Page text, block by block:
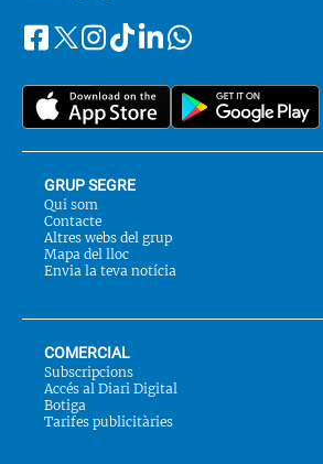
Segueix-
a::
FacebookInstagram
TiktokLinkedinWhatsapp
GRUP SEGRE
Qui som
Contacte
Altres webs del grup
Mapa del lloc
Envia la teva notícia
COMERCIAL
Subscripcions
Accés al Diari Digital
Botiga
Tarifes publicitàries